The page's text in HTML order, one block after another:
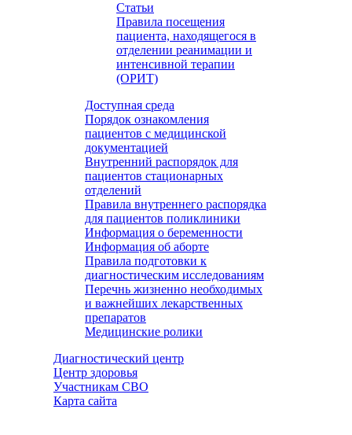
Статьи
Правила посещения
пациента, находящегося в
отделении реанимации и
интенсивной терапии
(ОРИТ)
Доступная среда
Порядок ознакомления
пациентов с медицинской
документацией
Внутренний распорядок для
пациентов стационарных
отделений
Правила внутреннего распорядка
для пациентов поликлиники
Информация о беременности
Информация об аборте
Правила подготовки к
диагностическим исследованиям
Перечнь жизненно необходимых
и важнейших лекарственных
препаратов
Медицинские ролики
Диагностический центр
Центр здоровья
Участникам СВО
Карта сайта